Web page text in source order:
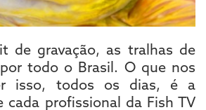
de gravação, as tralhas de
todo o Brasil. O que nos
isso, todos os dias, é a
cada profissional da Fish TV